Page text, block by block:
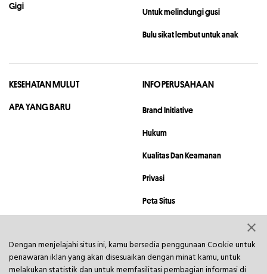
Dengan menjelajahi situs ini, kamu bersedia penggunaan Cookie untuk
penawaran iklan yang akan disesuaikan dengan minat kamu, untuk
melakukan statistik dan untuk memfasilitasi pembagian informasi di
Gigi
Untuk melindungi gusi
Bulu sikat lembut untuk anak
KESEHATAN MULUT
APA YANG BARU
INFO PERUSAHAAN
Brand Initiative
Hukum
Kualitas Dan Keamanan
Privasi
Peta Situs
© 2023 Hawley & Hazel Asia Investment Company. Ltd. All rights
reserved.